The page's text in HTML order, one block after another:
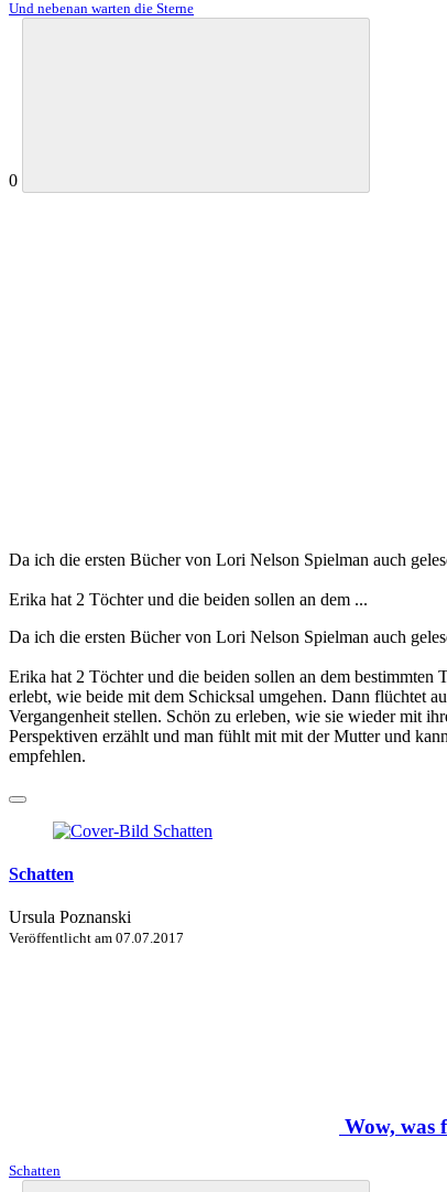
Und nebenan warten die Sterne
0
Da ich die ersten Bücher von Lori Nelson Spielman auch
Erika hat 2 Töchter und die beiden sollen an dem ...
Da ich die ersten Bücher von Lori Nelson Spielman auch
Erika hat 2 Töchter und die beiden sollen an dem
erlebt, wie beide mit dem Schicksal umgehen. Dann flüchtet
Vergangenheit stellen. Schön zu erleben, wie sie wieder mit
Perspektiven erzählt und man fühlt mit mit der Mutter und
empfehlen.
Schatten
Ursula Poznanski
Veröffentlicht am 07.07.2017
Wow, was
Schatten